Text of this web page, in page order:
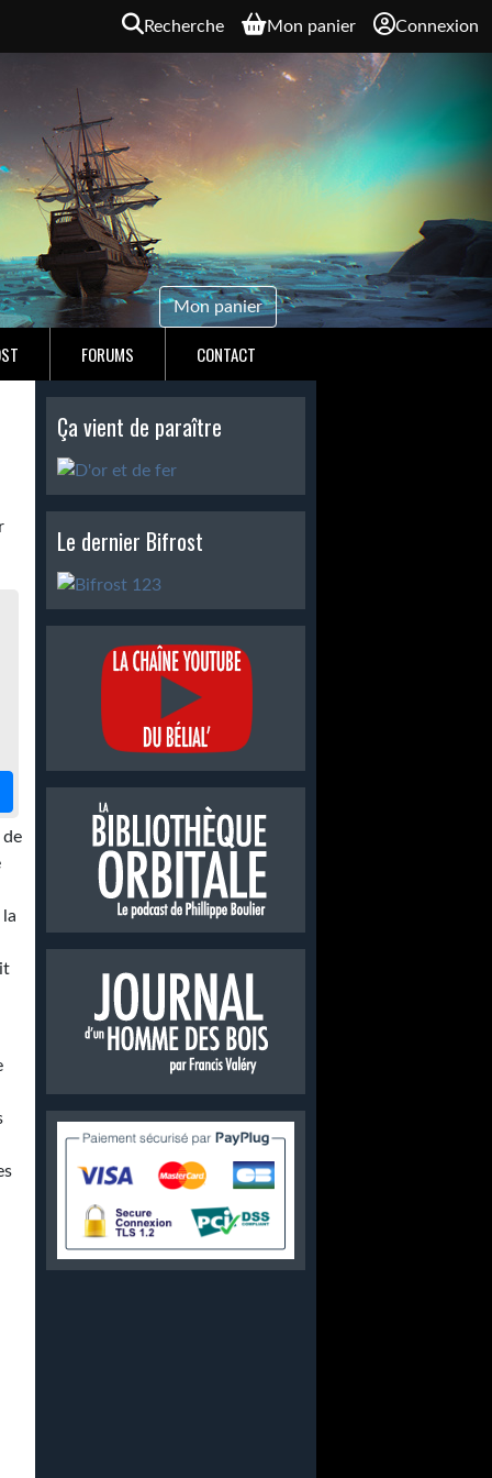
Recherche Mon panier Connexion
Mon panier
FORUMS CONTACT
de
Ça vient de paraître
Le dernier Bifrost